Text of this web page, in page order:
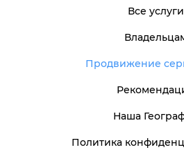
Все услуги
Продвижение
Наша
Политика